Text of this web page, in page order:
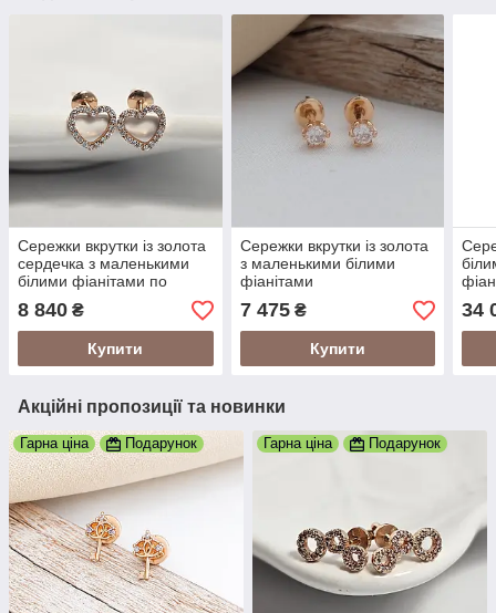
Сережки вкрутки із золота
сердечка з маленькими
білими фіанітами по
8 840 ₴
Купити
Сережки вкрутки із золота
з маленькими білими
фіанітами
7 475₴
Купити
34
Акційні пропозиції та новинки
Гарна ціна Подарунок Гарна ціна Подарунок